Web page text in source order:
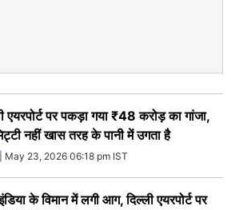
एयरपोर्ट पर पकड़ा गया ₹48 करोड़ का गांजा,
नहीं खास तरह के पानी में उगता है
May 23, 2026 06:18 pm IST
के विमान में लगी आग, दिल्ली एयरपोर्ट पर